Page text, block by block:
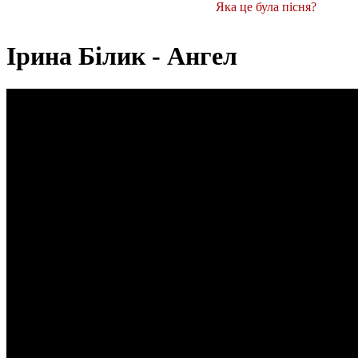
Яка це була пісня?
Ірина Білик - Ангел